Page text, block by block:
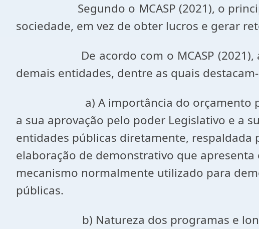
Segundo o MCASP (2021), o principal
sociedade, em vez de obter lucros e gerar
De acordo com o MCASP (2021), as
demais entidades, dentre as quais
a) A importância do orçamento
a sua aprovação pelo poder Legislativo e a
entidades públicas diretamente,
elaboração de demonstrativo que
mecanismo normalmente utilizado para
públicas.
b) Natureza dos programas e